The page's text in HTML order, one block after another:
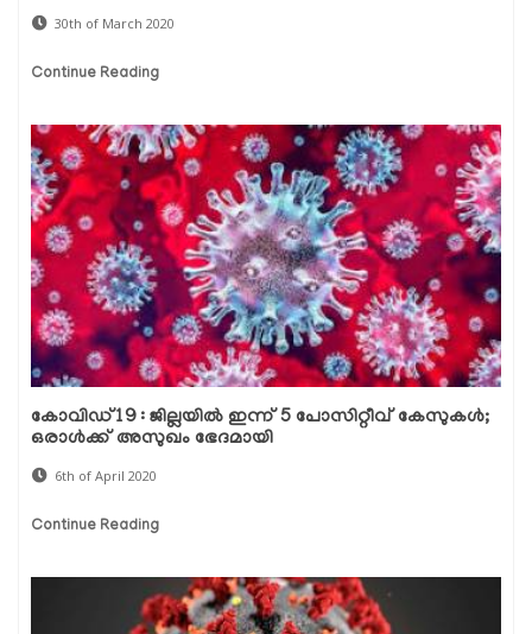
30th of March 2020
Continue Reading
കോവിഡ്19 : ജില്ലയില്‍ ഇന്ന് 5 പോസിറ്റീവ് കേസുകള്‍;
ഒരാള്‍ക്ക് അസുഖം ഭേദമായി
6th of April 2020
Continue Reading